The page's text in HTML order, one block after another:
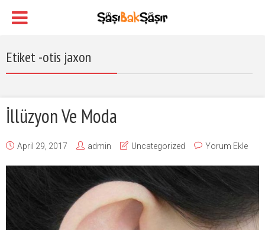
Etiket -otis jaxon
İllüzyon Ve Moda
April 29, 2017 admin Uncategorized Yorum Ekle